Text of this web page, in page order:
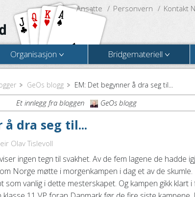
Ansatte Personvern Kontakt
Organisasjon Bridgemateriell
GeOs blogg EM: Det begynner å dra seg til...
Et innlegg fra bloggen GeOs blogg
å dra seg til...
Olav Tislevoll
ingen tegn til svakhet. Av de fem lagene de hadde
Norge møtte i morgenkampen i dag et av de
som vanlig i dette mesterskapet. Og kampen gikk klart